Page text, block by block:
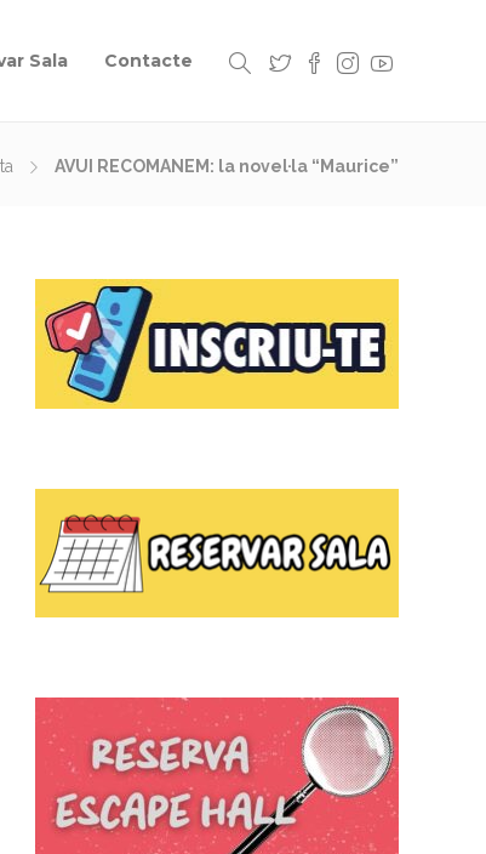
Sala Contacte
AVUI RECOMANEM: la novel·la “Maurice”